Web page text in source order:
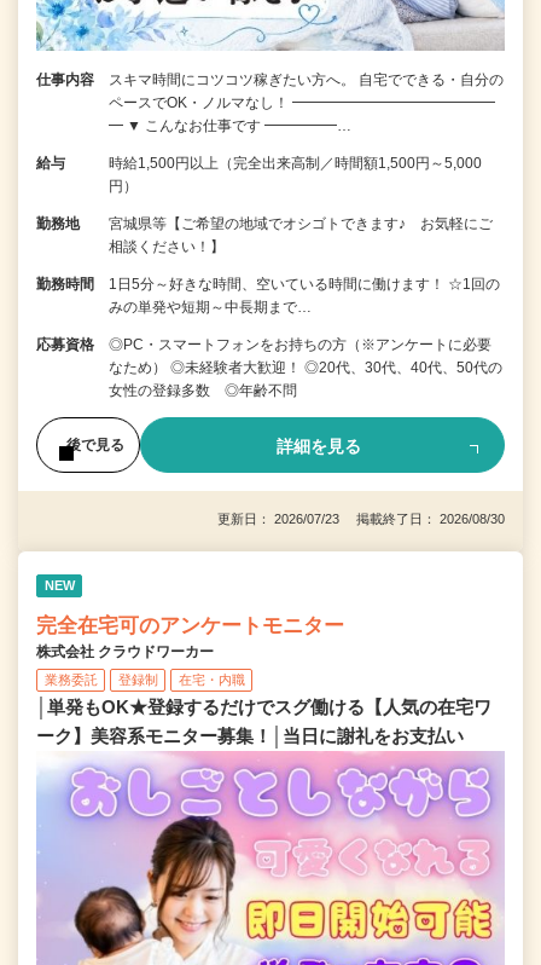
仕事内容
スキマ時間にコツコツ稼ぎたい方へ。 自宅でできる・自分の
ペースでOK・ノルマなし！ ━━━━━━━━━━━━━━
━ ▼ こんなお仕事です ━━━━━…
給与
時給1,500円以上（完全出来高制／時間額1,500円～5,000
円）
勤務地
宮城県等【ご希望の地域でオシゴトできます♪ お気軽にご
相談ください！】
勤務時間
1日5分～好きな時間、空いている時間に働けます！ ☆1回の
みの単発や短期～中長期まで…
応募資格
◎PC・スマートフォンをお持ちの方（※アンケートに必要
なため） ◎未経験者大歓迎！ ◎20代、30代、40代、50代の
女性の登録多数 ◎年齢不問
後で見る 詳細を見る
更新日： 2026/07/23 掲載終了日： 2026/08/30
NEW
完全在宅可のアンケートモニター
株式会社 クラウドワーカー
業務委託 登録制 在宅・内職
│単発もOK★登録するだけでスグ働ける【人気の在宅ワ
ーク】美容系モニター募集！│当日に謝礼をお支払い